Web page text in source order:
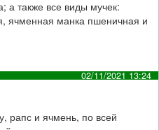
а также все виды мучек:
ячменная манка пшеничная и
02/11/2021 13:24
рапс и ячмень, по всей